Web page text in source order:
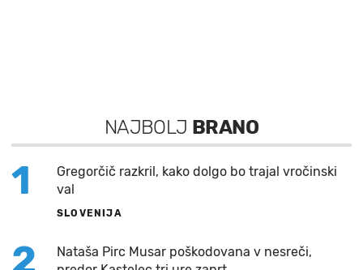
NAJBOLJ BRANO
1
Gregorčič razkril, kako dolgo bo trajal vročinski
val
SLOVENIJA
Nataša Pirc Musar poškodovana v nesreči,